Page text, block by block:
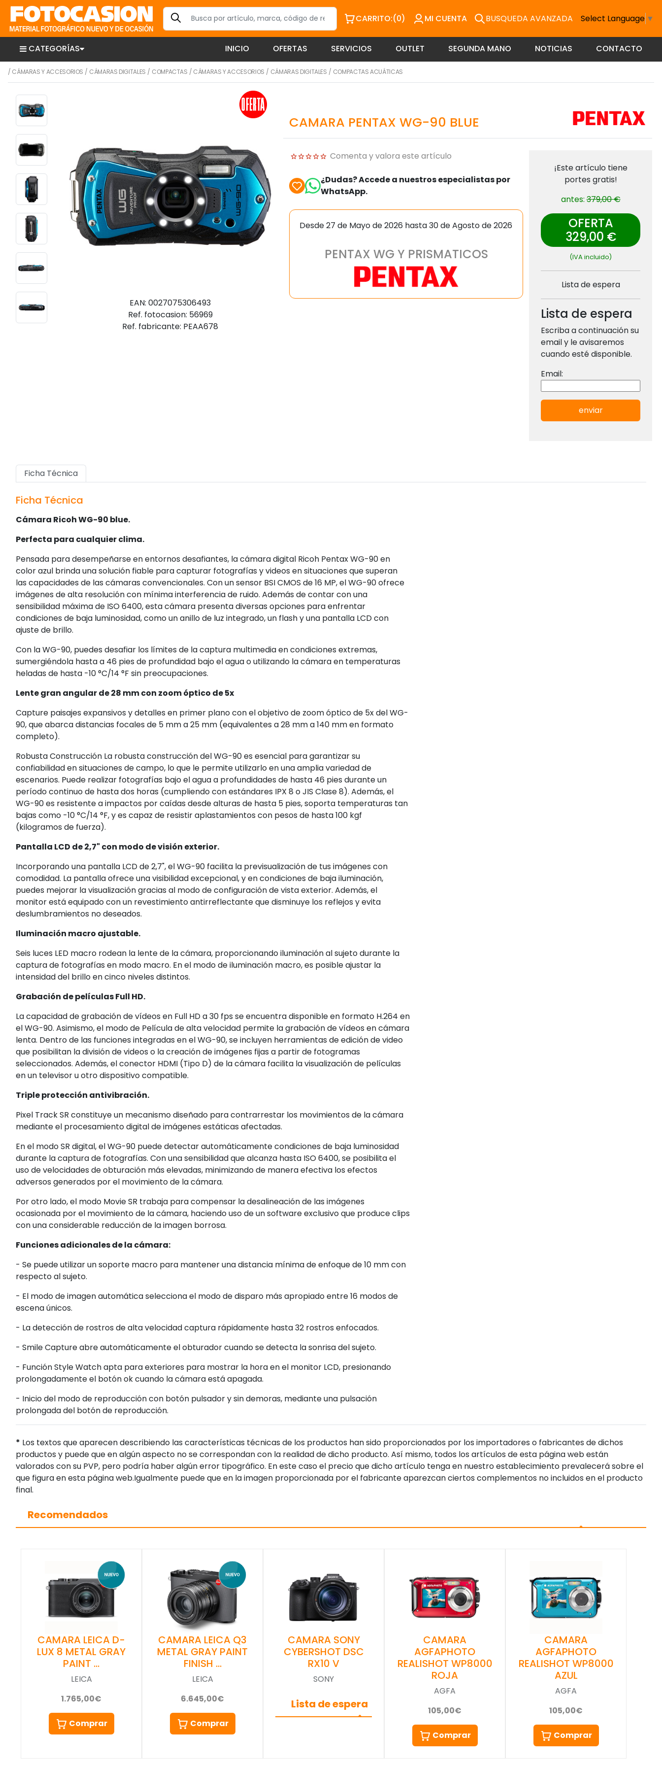
CARRITO:(0) MI CUENTA BUSQUEDA AVANZADA Select Language ▼
CATEGORÍAS INICIO OFERTAS SERVICIOS OUTLET SEGUNDA MANO NOTICIAS CONTACTO
/ CÁMARAS Y ACCESORIOS / CÁMARAS DIGITALES / COMPACTAS / CÁMARAS Y ACCESORIOS / CÁMARAS DIGITALES / COMPACTAS ACUÁTICAS
EAN: 0027075306493
Ref. fotocasion: 56969
Ref. fabricante: PEAA678
CAMARA PENTAX WG-90 BLUE
Comenta y valora este artículo
¿Dudas? Accede a nuestros especialistas por
WhatsApp.
Desde 27 de Mayo de 2026 hasta 30 de Agosto de 2026
PENTAX WG Y PRISMATICOS
¡Este artículo tiene
portes gratis!
antes:379,00 €
OFERTA
329,00 €
(IVA incluido)
Lista de espera
Lista de espera
Escriba a continuación su
email y le avisaremos
cuando esté disponible.
Email:
enviar
Ficha Técnica
Ficha Técnica
Cámara Ricoh WG-90 blue.
Perfecta para cualquier clima.
Pensada para desempeñarse en entornos desafiantes, la cámara digital Ricoh Pentax WG-90 en
color azul brinda una solución fiable para capturar fotografías y videos en situaciones que superan
las capacidades de las cámaras convencionales. Con un sensor BSI CMOS de 16 MP, el WG-90 ofrece
imágenes de alta resolución con mínima interferencia de ruido. Además de contar con una
sensibilidad máxima de ISO 6400, esta cámara presenta diversas opciones para enfrentar
condiciones de baja luminosidad, como un anillo de luz integrado, un flash y una pantalla LCD con
ajuste de brillo.
Con la WG-90, puedes desafiar los límites de la captura multimedia en condiciones extremas,
sumergiéndola hasta a 46 pies de profundidad bajo el agua o utilizando la cámara en temperaturas
heladas de hasta -10 °C/14 °F sin preocupaciones.
Lente gran angular de 28 mm con zoom óptico de 5x
Capture paisajes expansivos y detalles en primer plano con el objetivo de zoom óptico de 5x del WG-
90, que abarca distancias focales de 5 mm a 25 mm (equivalentes a 28 mm a 140 mm en formato
completo).
Robusta Construcción La robusta construcción del WG-90 es esencial para garantizar su
confiabilidad en situaciones de campo, lo que le permite utilizarlo en una amplia variedad de
escenarios. Puede realizar fotografías bajo el agua a profundidades de hasta 46 pies durante un
período continuo de hasta dos horas (cumpliendo con estándares IPX 8 o JIS Clase 8). Además, el
WG-90 es resistente a impactos por caídas desde alturas de hasta 5 pies, soporta temperaturas tan
bajas como -10 °C/14 °F, y es capaz de resistir aplastamientos con pesos de hasta 100 kgf
(kilogramos de fuerza).
Pantalla LCD de 2,7" con modo de visión exterior.
Incorporando una pantalla LCD de 2,7", el WG-90 facilita la previsualización de tus imágenes con
comodidad. La pantalla ofrece una visibilidad excepcional, y en condiciones de baja iluminación,
puedes mejorar la visualización gracias al modo de configuración de vista exterior. Además, el
monitor está equipado con un revestimiento antirreflectante que disminuye los reflejos y evita
deslumbramientos no deseados.
Iluminación macro ajustable.
Seis luces LED macro rodean la lente de la cámara, proporcionando iluminación al sujeto durante la
captura de fotografías en modo macro. En el modo de iluminación macro, es posible ajustar la
intensidad del brillo en cinco niveles distintos.
Grabación de películas Full HD.
La capacidad de grabación de vídeos en Full HD a 30 fps se encuentra disponible en formato H.264 en
el WG-90. Asimismo, el modo de Película de alta velocidad permite la grabación de vídeos en cámara
lenta. Dentro de las funciones integradas en el WG-90, se incluyen herramientas de edición de video
que posibilitan la división de videos o la creación de imágenes fijas a partir de fotogramas
seleccionados. Además, el conector HDMI (Tipo D) de la cámara facilita la visualización de películas
en un televisor u otro dispositivo compatible.
Triple protección antivibración.
Pixel Track SR constituye un mecanismo diseñado para contrarrestar los movimientos de la cámara
mediante el procesamiento digital de imágenes estáticas afectadas.
En el modo SR digital, el WG-90 puede detectar automáticamente condiciones de baja luminosidad
durante la captura de fotografías. Con una sensibilidad que alcanza hasta ISO 6400, se posibilita el
uso de velocidades de obturación más elevadas, minimizando de manera efectiva los efectos
adversos generados por el movimiento de la cámara.
Por otro lado, el modo Movie SR trabaja para compensar la desalineación de las imágenes
ocasionada por el movimiento de la cámara, haciendo uso de un software exclusivo que produce clips
con una considerable reducción de la imagen borrosa.
Funciones adicionales de la cámara:
- Se puede utilizar un soporte macro para mantener una distancia mínima de enfoque de 10 mm con
respecto al sujeto.
- El modo de imagen automática selecciona el modo de disparo más apropiado entre 16 modos de
escena únicos.
- La detección de rostros de alta velocidad captura rápidamente hasta 32 rostros enfocados.
- Smile Capture abre automáticamente el obturador cuando se detecta la sonrisa del sujeto.
- Función Style Watch apta para exteriores para mostrar la hora en el monitor LCD, presionando
prolongadamente el botón ok cuando la cámara está apagada.
- Inicio del modo de reproducción con botón pulsador y sin demoras, mediante una pulsación
prolongada del botón de reproducción.
* Los textos que aparecen describiendo las características técnicas de los productos han sido proporcionados por los importadores o fabricantes de dichos
productos y puede que en algún aspecto no se correspondan con la realidad de dicho producto. Así mismo, todos los artículos de esta página web están
valorados con su PVP, pero podría haber algún error tipográfico. En este caso el precio que dicho artículo tenga en nuestro establecimiento prevalecerá sobre el
que figura en esta página web.Igualmente puede que en la imagen proporcionada por el fabricante aparezcan ciertos complementos no incluidos en el producto
final.
Recomendados
CAMARA LEICA D-
LUX 8 METAL GRAY
PAINT …
LEICA
1.765,00€
Comprar
CAMARA LEICA Q3
METAL GRAY PAINT
FINISH …
LEICA
6.645,00€
Comprar
CAMARA SONY
CYBERSHOT DSC
RX10 V
SONY
Lista de espera
CAMARA
AGFAPHOTO
REALISHOT WP8000
ROJA
AGFA
105,00€
Comprar
CAMARA
AGFAPHOTO
REALISHOT WP8000
AZUL
AGFA
105,00€
Comprar